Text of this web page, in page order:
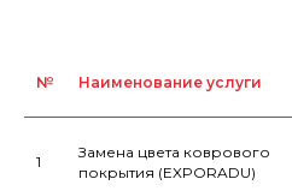
№ Наименование услуги
1
Замена цвета коврового
покрытия (EXPORADU)